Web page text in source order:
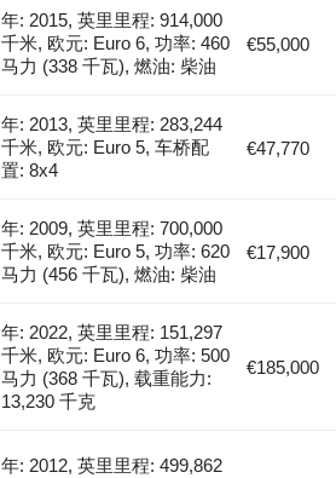
年: 2015, 英里里程: 914,000
千米, 欧元: Euro 6, 功率: 460
马力 (338 千瓦), 燃油: 柴油
€55,000
年: 2013, 英里里程: 283,244
千米, 欧元: Euro 5, 车桥配
置: 8x4
€47,770
年: 2009, 英里里程: 700,000
千米, 欧元: Euro 5, 功率: 620
马力 (456 千瓦), 燃油: 柴油
€17,900
年: 2022, 英里里程: 151,297
千米, 欧元: Euro 6, 功率: 500
马力 (368 千瓦), 载重能力:
13,230 千克
€185,000
年: 2012, 英里里程: 499,862